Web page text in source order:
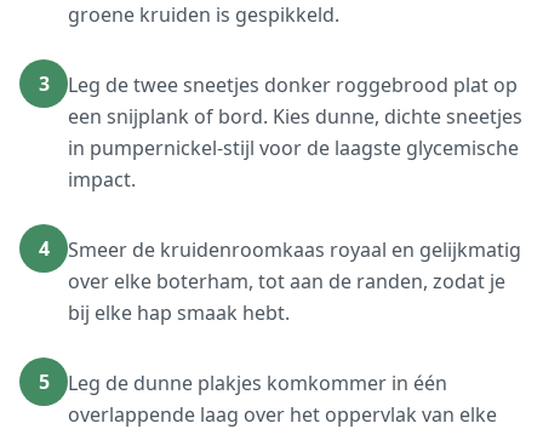
groene kruiden is gespikkeld.
3
Leg de twee sneetjes donker roggebrood plat op
een snijplank of bord. Kies dunne, dichte sneetjes
in pumpernickel-stijl voor de laagste glycemische
impact.
4
Smeer de kruidenroomkaas royaal en gelijkmatig
over elke boterham, tot aan de randen, zodat je
bij elke hap smaak hebt.
5
Leg de dunne plakjes komkommer in één
overlappende laag over het oppervlak van elke